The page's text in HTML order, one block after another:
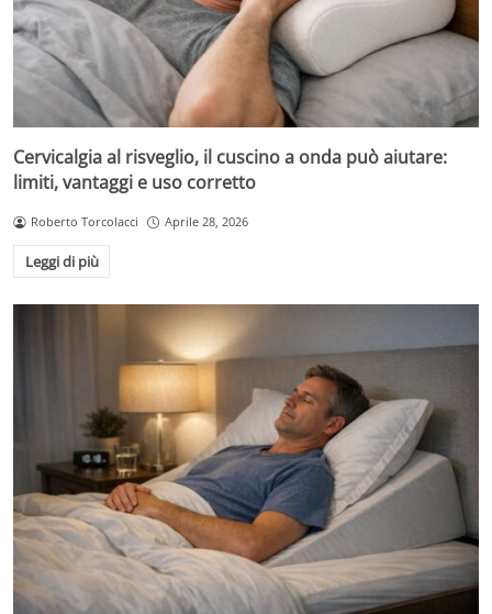
Cervicalgia al risveglio, il cuscino a onda può aiutare:
limiti, vantaggi e uso corretto
Roberto Torcolacci Aprile 28, 2026
Leggi di più